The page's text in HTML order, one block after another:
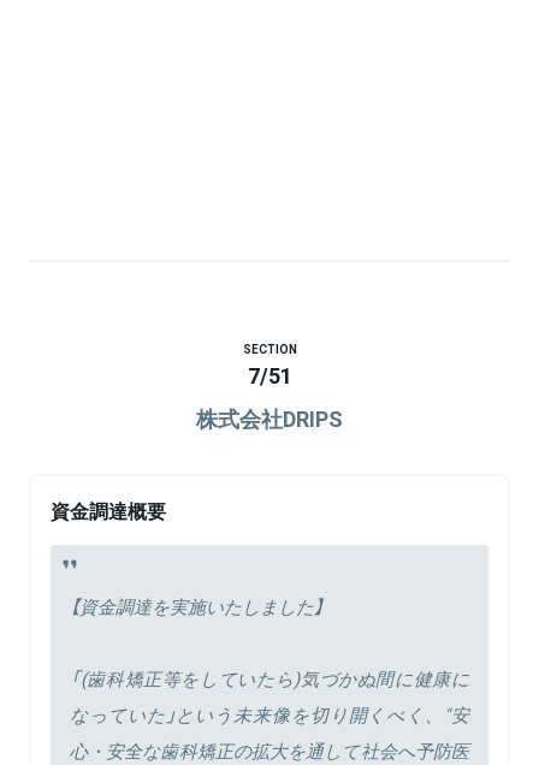
SECTION
7/51
株式会社DRIPS
資金調達概要
【資金調達を実施いたしました】
「(歯科矯正等をしていたら)気づかぬ間に健康に
なっていた」という未来像を切り開くべく、"安
心・安全な歯科矯正の拡大を通して社会へ予防医